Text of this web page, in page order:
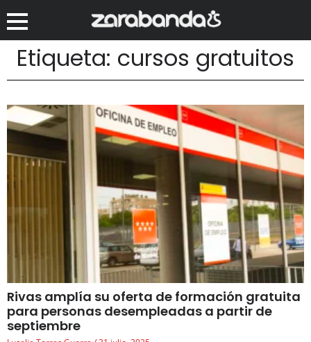
Etiqueta: cursos gratuitos
Rivas amplía su oferta de formación gratuita
para personas desempleadas a partir de
septiembre